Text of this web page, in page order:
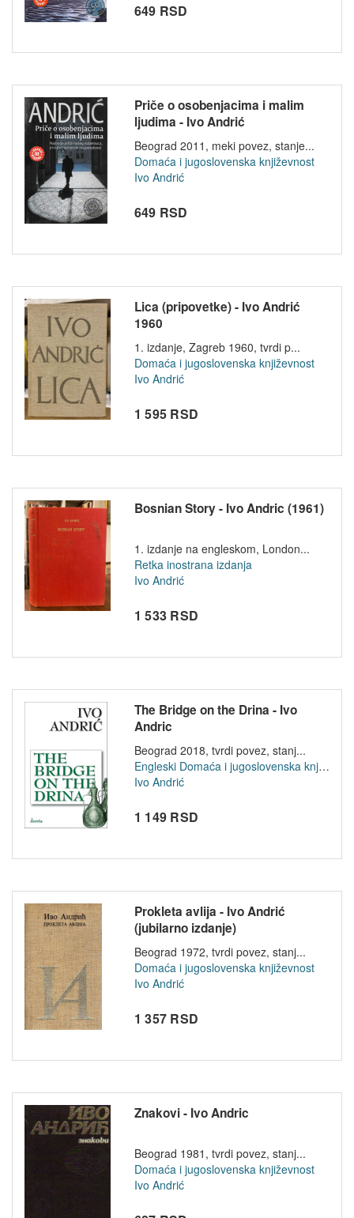
649 RSD
Priče o osobenjacima i malim
ljudima - Ivo Andrić
Beograd 2011, meki povez, stanje...
Domaća i jugoslovenska književnost
Ivo Andrić
649 RSD
Lica (pripovetke) - Ivo Andrić
1960
1. izdanje, Zagreb 1960, tvrdi p...
Domaća i jugoslovenska književnost
Ivo Andrić
1 595 RSD
Bosnian Story - Ivo Andric (1961)
1. izdanje na engleskom, London...
Retka inostrana izdanja
Ivo Andrić
1 533 RSD
The Bridge on the Drina - Ivo
Andric
Beograd 2018, tvrdi povez, stanj...
Engleski Domaća i jugoslovenska književnost
Ivo Andrić
1 149 RSD
Prokleta avlija - Ivo Andrić
(jubilarno izdanje)
Beograd 1972, tvrdi povez, stanj...
Domaća i jugoslovenska književnost
Ivo Andrić
1 357 RSD
Znakovi - Ivo Andric
Beograd 1981, tvrdi povez, stanj...
Domaća i jugoslovenska književnost
Ivo Andrić